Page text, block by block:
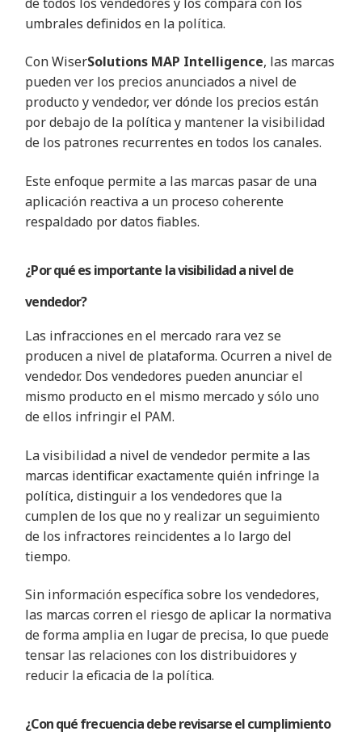
umbrales definidos en la política.
ConWiserSolutions MAP Intelligence, las marcas
pueden ver los precios anunciados a nivel de
producto y vendedor, ver dónde los precios están
por debajo de la política y mantener la visibilidad
de los patrones recurrentes en todos los canales.
Este enfoque permite a las marcas pasar de una
aplicación reactiva a un proceso coherente
respaldado por datos fiables.
¿Por qué es importante la visibilidad a nivel de
vendedor?
Las infracciones en el mercado rara vez se
producen a nivel de plataforma. Ocurren a nivel de
vendedor. Dos vendedores pueden anunciar el
mismo producto en el mismo mercado y sólo uno
de ellos infringir el PAM.
La visibilidad a nivel de vendedor permite a las
marcas identificar exactamente quién infringe la
política, distinguir a los vendedores que la
cumplen de los que no y realizar un seguimiento
de los infractores reincidentes a lo largo del
tiempo.
Sin información específica sobre los vendedores,
las marcas corren el riesgo de aplicar la normativa
de forma amplia en lugar de precisa, lo que puede
tensar las relaciones con los distribuidores y
reducir la eficacia de la política.
¿Con qué frecuencia debe revisarse el cumplimiento